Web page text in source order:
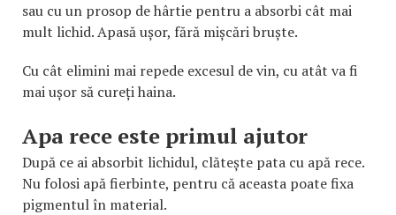
sau cu un prosop de hârtie pentru a absorbi cât mai
mult lichid. Apasă ușor, fără mișcări bruște.
Cu cât elimini mai repede excesul de vin, cu atât va fi
mai ușor să cureți haina.
Apa rece este primul ajutor
După ce ai absorbit lichidul, clătește pata cu apă rece.
Nu folosi apă fierbinte, pentru că aceasta poate fixa
pigmentul în material.